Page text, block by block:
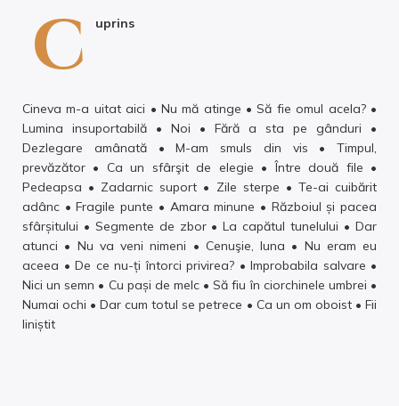
C uprins
Cineva m-a uitat aici • Nu mă atinge • Să fie omul acela? •
Lumina insuportabilă • Noi • Fără a sta pe gânduri •
Dezlegare amânată • M-am smuls din vis • Timpul,
prevăzător • Ca un sfârşit de elegie • Între două file •
Pedeapsa • Zadarnic suport • Zile sterpe • Te-ai cuibărit
adânc • Fragile punte • Amara minune • Războiul și pacea
sfârșitului • Segmente de zbor • La capătul tunelului • Dar
atunci • Nu va veni nimeni • Cenuşie, luna • Nu eram eu
aceea • De ce nu-ți întorci privirea? • Improbabila salvare •
Nici un semn • Cu pași de melc • Să fiu în ciorchinele umbrei •
Numai ochi • Dar cum totul se petrece • Ca un om oboist • Fii
liniștit